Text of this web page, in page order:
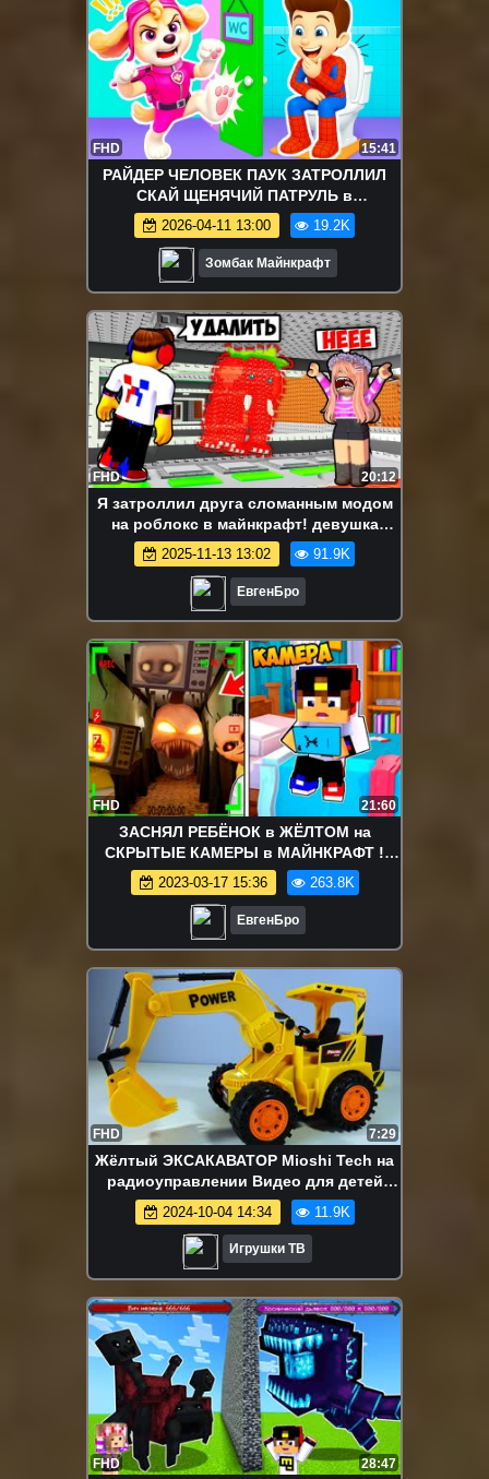
FHD 15:41
РАЙДЕР ЧЕЛОВЕК ПАУК ЗАТРОЛЛИЛ
СКАЙ ЩЕНЯЧИЙ ПАТРУЛЬ в
МАЙНКРАФТ
2026-04-11 13:00 19.2K
Зомбак Майнкрафт
FHD 20:12
Я затроллил друга сломанным модом
на роблокс в майнкрафт! девушка
новичок видео minecraft
2025-11-13 13:02 91.9K
ЕвгенБро
FHD 21:60
ЗАСНЯЛ РЕБЁНОК в ЖЁЛТОМ на
СКРЫТЫЕ КАМЕРЫ в МАЙНКРАФТ !
ДЕВУШКА ВИДЕО ТРОЛЛИНГ
MINECRAFT
2023-03-17 15:36 263.8K
ЕвгенБро
FHD 7:29
Жёлтый ЭКСАКАВАТОР Mioshi Tech на
радиоуправлении Видео для детей
Строительная Техника Обзор Игрушки
2024-10-04 14:34 11.9K
Игрушки ТВ
FHD 28:47